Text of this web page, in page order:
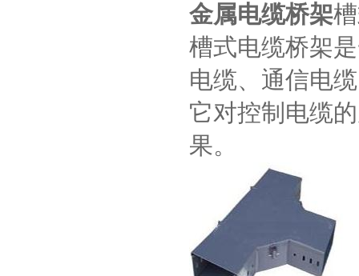
金属电缆桥架
槽式电缆桥架
电缆、通信电
它对控制电缆
果。